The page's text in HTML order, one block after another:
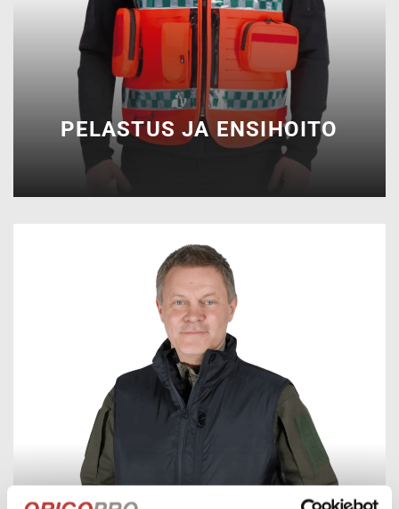
PELASTUS JA ENSIHOITO